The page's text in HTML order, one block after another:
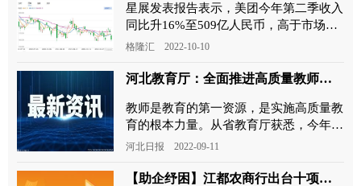
星展发表报告表示，美团今年第二季收入
同比升16%至509亿人民币，高于市场预
期10%，经调整纯利录21亿人民币，优于
格隆汇 2022-10-10
河北教育厅：全面推进高质量教师队伍建设 加大中小学教师培训力度
教师是教育的第一资源，是实施高质量教
育的根本力量。从省教育厅获悉，今年以
来，我省切实提升教师队伍质量，改善教
河北日报 2022-09-11
【助企纾困】江都农商行出台十项措施助力企业复工复产